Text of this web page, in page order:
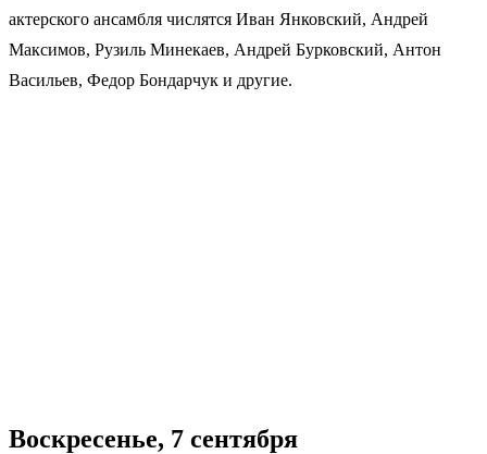
актерского ансамбля числятся Иван Янковский, Андрей
Максимов, Рузиль Минекаев, Андрей Бурковский, Антон
Васильев, Федор Бондарчук и другие.
Воскресенье, 7 сентября